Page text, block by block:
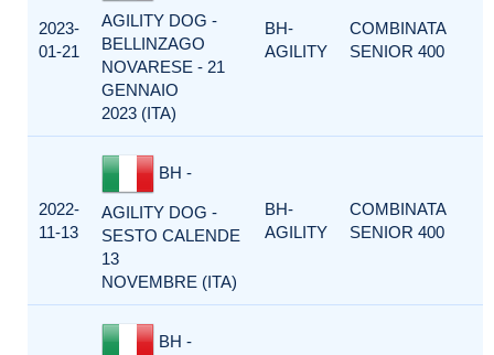
2023-
01-21
AGILITY DOG -
BELLINZAGO
NOVARESE - 21
GENNAIO
2023 (ITA)
BH-
AGILITY
COMBINATA
SENIOR 400
2022-
11-13
BH -
AGILITY DOG -
SESTO CALENDE
13
NOVEMBRE (ITA)
BH-
AGILITY
COMBINATA
SENIOR 400
BH -